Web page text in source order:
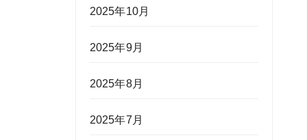
2025年10月
2025年9月
2025年8月
2025年7月